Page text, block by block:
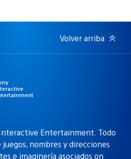
Volver arriba
Entertainment. Todo
nombres y direcciones
e imaginería asociados on